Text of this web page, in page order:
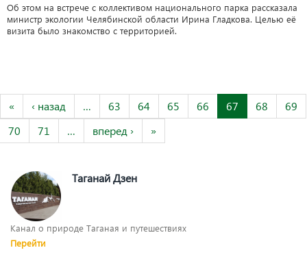
Об этом на встрече с коллективом национального парка рассказала
министр экологии Челябинской области Ирина Гладкова. Целью её
визита было знакомство с территорией.
« ‹ назад … 63 64 65 66 67 68
69
70
71 … вперед › »
Таганай Дзен
Канал о природе Таганая и путешествиях
Перейти